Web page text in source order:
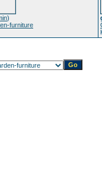
)
furniture